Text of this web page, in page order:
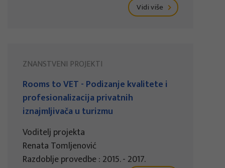
Vidi više
ZNANSTVENI PROJEKTI
Rooms to VET - Podizanje kvalitete i
profesionalizacija privatnih
iznajmljivača u turizmu
Voditelj projekta
Renata Tomljenović
Razdoblje provedbe : 2015. - 2017.